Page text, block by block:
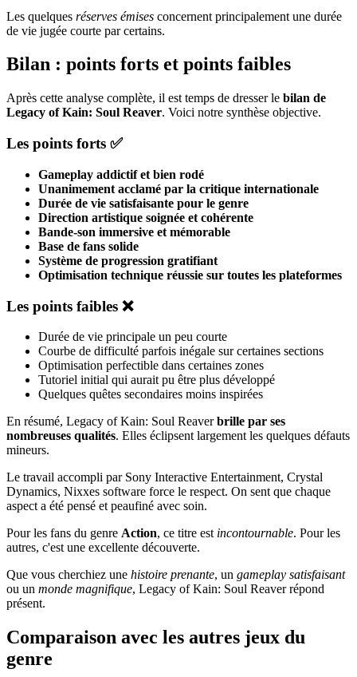
Les quelques réserves émises concernent principalement une durée
de vie jugée courte par certains.
Bilan : points forts et points faibles
Après cette analyse complète, il est temps de dresser le bilan de
Legacy of Kain: Soul Reaver. Voici notre synthèse objective.
Les points forts ✅
Gameplay addictif et bien rodé
Unanimement acclamé par la critique internationale
Durée de vie satisfaisante pour le genre
Direction artistique soignée et cohérente
Bande-son immersive et mémorable
Base de fans solide
Système de progression gratifiant
Optimisation technique réussie sur toutes les plateformes
Les points faibles ❌
Durée de vie principale un peu courte
Courbe de difficulté parfois inégale sur certaines sections
Optimisation perfectible dans certaines zones
Tutoriel initial qui aurait pu être plus développé
Quelques quêtes secondaires moins inspirées
En résumé, Legacy of Kain: Soul Reaverbrille par ses
nombreuses qualités. Elles éclipsent largement les quelques défauts
mineurs.
Le travail accompli par Sony Interactive Entertainment, Crystal
Dynamics, Nixxes software force le respect. On sent que chaque
aspect a été pensé et peaufiné avec soin.
Pour les fans du genre Action, ce titre est incontournable. Pour les
autres, c'est une excellente découverte.
Que vous cherchiez une histoire prenante, un gameplay satisfaisant
ou un monde magnifique, Legacy of Kain: Soul Reaver répond
présent.
Comparaison avec les autres jeux du
genre